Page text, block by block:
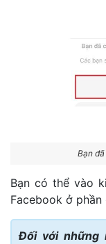
Bạn
Bạn có thể vào
Facebook ở
Đối với những